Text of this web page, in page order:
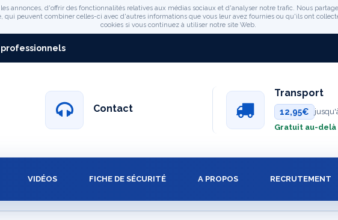
annonces, d'offrir des fonctionnalités relatives aux médias sociaux et d'analyser notre trafic. Nous
peuvent combiner celles-ci avec d'autres informations que vous leur avez fournies ou qu'ils ont
cookies si vous continuez à utiliser notre site Web.
Contact
Transport
12,95€
Gratuit au-delà
VIDÉOS FICHE DE SÉCURITÉ A PROPOS RECRUTEMENT